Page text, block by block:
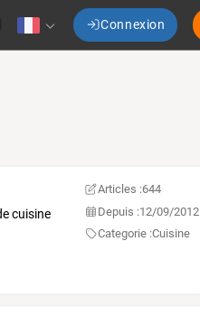
Connexion
cuisine
Articles :644
Depuis :12/09/2012
Categorie :Cuisine